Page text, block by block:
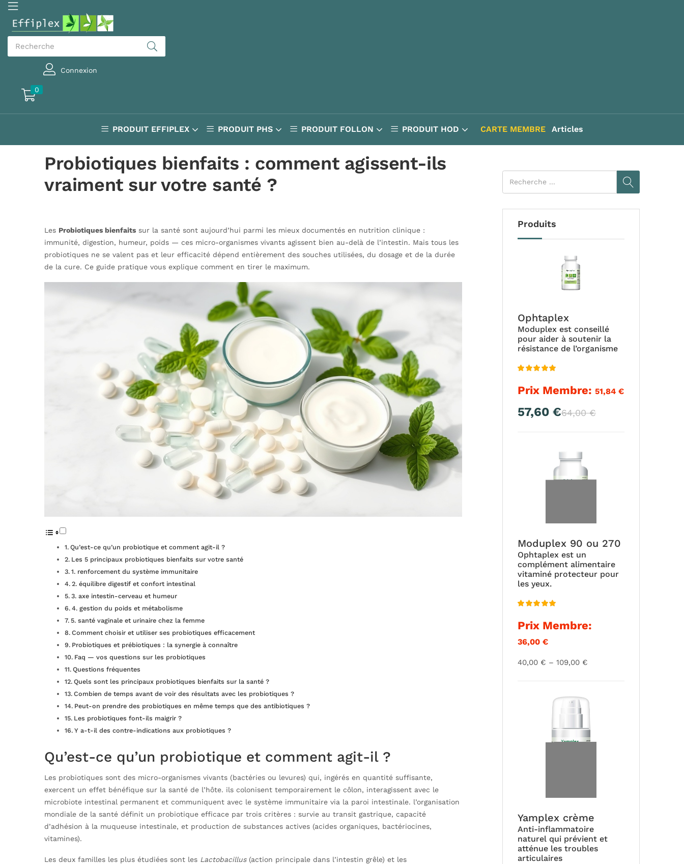
Connexion
0
PRODUIT EFFIPLEX PRODUIT PHS PRODUIT FOLLON PRODUIT HOD CARTE MEMBRE Articles
Produits
Ophtaplex
Moduplex est conseillé
pour aider à soutenir la
résistance de l’organisme
sur 5
Prix Membre: 51,84 €
57,60 €Le
est :
57,60 €.
64,00€Le
Moduplex 90 ou 270
Ophtaplex est un
complément alimentaire
vitaminé protecteur pour
les yeux.
sur 5
Prix Membre:
36,00 €
40,00 € – 109,00 €
40,00 €
à
109,00 €
Yamplex crème
Anti-inflammatoire
naturel qui prévient et
atténue les troubles
articulaires
Probiotiques bienfaits : comment agissent-ils
vraiment sur votre santé ?
Les Probiotiques bienfaits sur la santé sont aujourd’hui parmi les mieux documentés en nutrition clinique :
immunité, digestion, humeur, poids — ces micro-organismes vivants agissent bien au-delà de l’intestin. Mais tous les
probiotiques ne se valent pas et leur efficacité dépend entièrement des souches utilisées, du dosage et de la durée
de la cure. Ce guide pratique vous explique comment en tirer le maximum.
Qu’est-ce qu’un probiotique et comment agit-il ?
Les 5 principaux probiotiques bienfaits sur votre santé
1. renforcement du système immunitaire
2. équilibre digestif et confort intestinal
3. axe intestin-cerveau et humeur
4. gestion du poids et métabolisme
5. santé vaginale et urinaire chez la femme
Comment choisir et utiliser ses probiotiques efficacement
Probiotiques et prébiotiques : la synergie à connaître
Faq — vos questions sur les probiotiques
Questions fréquentes
Quels sont les principaux probiotiques bienfaits sur la santé ?
Combien de temps avant de voir des résultats avec les probiotiques ?
Peut-on prendre des probiotiques en même temps que des antibiotiques ?
Les probiotiques font-ils maigrir ?
Y a-t-il des contre-indications aux probiotiques ?
Qu’est-ce qu’un probiotique et comment agit-il ?
Les probiotiques sont des micro-organismes vivants (bactéries ou levures) qui, ingérés en quantité suffisante,
exercent un effet bénéfique sur la santé de l’hôte. ils colonisent temporairement le côlon, interagissent avec le
microbiote intestinal permanent et communiquent avec le système immunitaire via la paroi intestinale. l’organisation
mondiale de la santé définit un probiotique efficace par trois critères : survie au transit gastrique, capacité
d’adhésion à la muqueuse intestinale, et production de substances actives (acides organiques, bactériocines,
vitamines).
Les deux familles les plus étudiées sont les Lactobacillus(action principale dans l’intestin grêle) et les